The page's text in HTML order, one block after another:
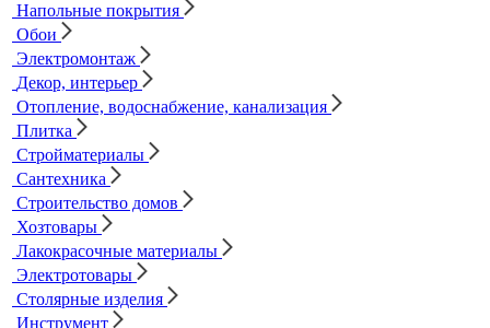
Напольные покрытия
Обои
Электромонтаж
Декор, интерьер
Отопление, водоснабжение, канализация
Плитка
Стройматериалы
Сантехника
Строительство домов
Хозтовары
Лакокрасочные материалы
Электротовары
Столярные изделия
Инструмент